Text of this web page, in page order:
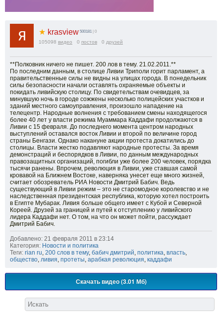
★ krasview 500181 | 0
105098 видео 0 постов 0 друзей
**Полковник ничего не пишет. 200 лов в тему. 21.02.2011.**
По последним данным, в столице Ливии Триполи горит парламент, а
правительственные силы не видны на улицах города. В понедельник
силы безопасности начали оставлять охраняемые объекты и
покидать ливийскую столицу. По свидетельствам очевидцев, за
минувшую ночь в городе сожжены несколько полицейских участков и
зданий местного самоуправления, произошло нападение на
телецентр. Народные волнения с требованием смены находящегося
более 40 лет у власти режима Муаммара Каддафи продолжаются в
Ливии с 15 февраля. До последнего момента центром народных
выступлений оставался восток Ливии и второй по величине город
страны Бенгази. Однако накануне акции протеста докатились до
столицы. Власти жестко подавляют народные протесты. За время
демонстраций и беспорядков в Ливии, по данным международных
правозащитных организаций, погибли уже более 200 человек, порядка
тысячи ранены. Впрочем, революция в Ливии, уже ставшая самой
кровавой на Ближнем Востоке, наверняка унесет еще много жизней,
считает обозреватель РИА Новости Дмитрий Бабич. Ведь
существующий в Ливии режим – это не старомодное королевство и не
наследственная президентская республика, которую хотел построить
в Египте Мубарак. Ливия больше общего имеет с Кубой и Северной
Кореей. Друзей за границей и путей к отступлению у ливийского
лидера Каддафи нет. О том, на что он может пойти, рассуждает
Дмитрий Бабич.
Добавлено: 21 февраля 2011 в 23:14
Категория: Новости и политика
Теги: rian ru 200 слов в тему, бабич дмитрий политика власть
общество ливия протеты арабкая революция каддафи
Скачать видео (3.01 Мб)